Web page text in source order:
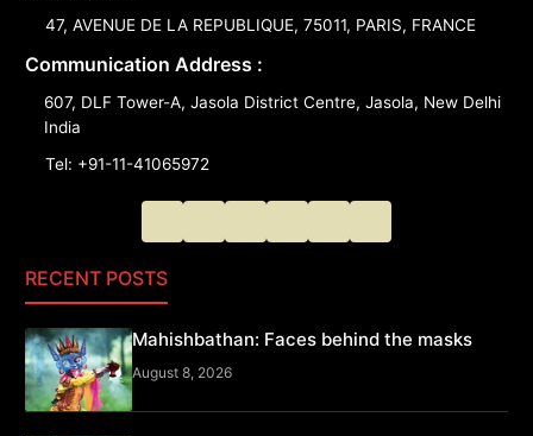
47, AVENUE DE LA REPUBLIQUE, 75011, PARIS, FRANCE
Communication Address :
607, DLF Tower-A, Jasola District Centre, Jasola, New Delhi
India
Tel: +91-11-41065972
RECENT POSTS
Mahishbathan: Faces behind the masks
August 8, 2026